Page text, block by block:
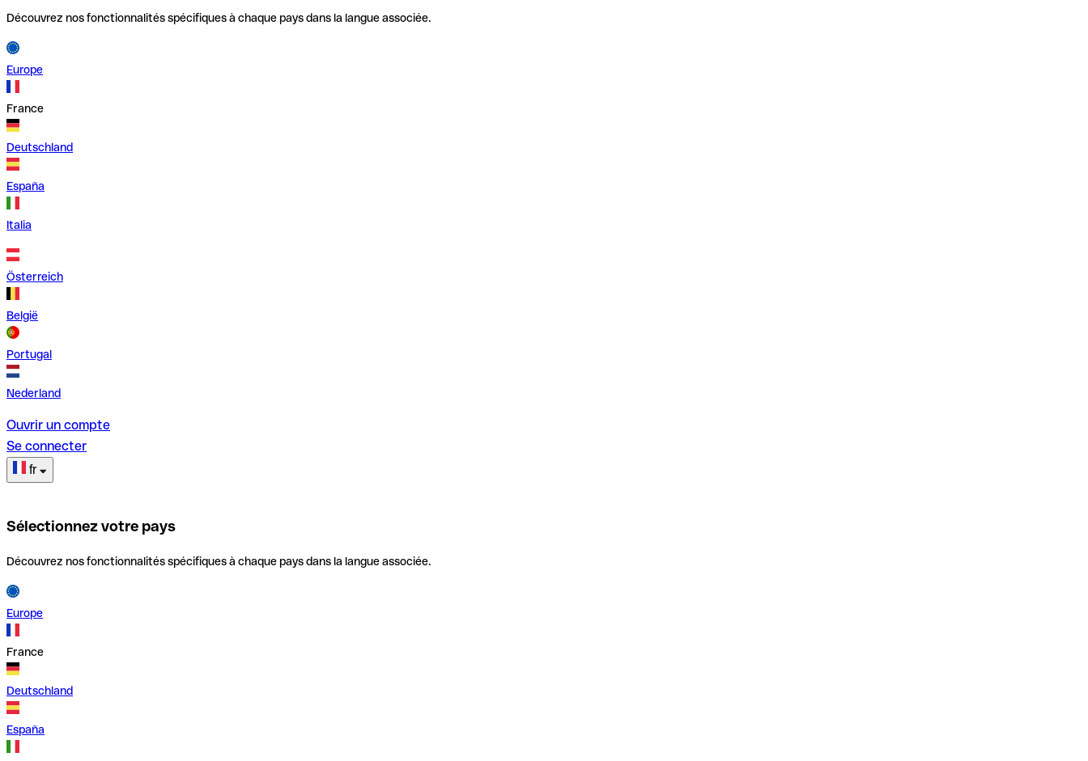
Découvrez nos fonctionnalités spécifiques à chaque pays dans la langue associée.
Europe
France
Deutschland
España
Italia
Österreich
België
Portugal
Nederland
Ouvrir un compte
Se connecter
fr
Sélectionnez votre pays
Découvrez nos fonctionnalités spécifiques à chaque pays dans la langue associée.
Europe
France
Deutschland
España